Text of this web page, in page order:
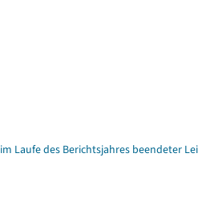
Laufe des Berichtsjahres beendeter